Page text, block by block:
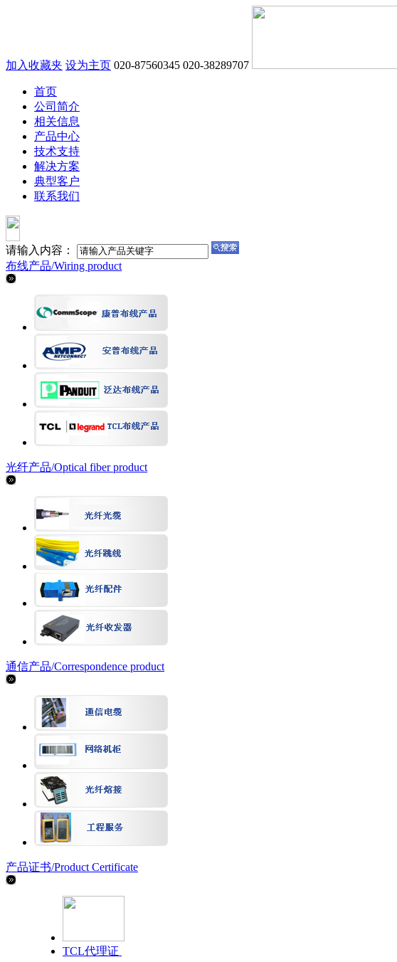
加入收藏夹 设为主页 020-87560345 020-38289707
首页
公司简介
相关信息
产品中心
技术支持
解决方案
典型客户
联系我们
请输入内容：
布线产品/Wiring product
光纤产品/Optical fiber product
通信产品/Correspondence product
产品证书/Product Certificate
TCL代理证